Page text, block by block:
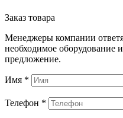
Заказ товара
Менеджеры компании
необходимое оборудование
предложение.
Имя *
Телефон *